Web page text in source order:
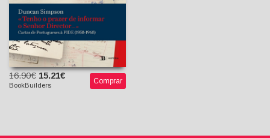
16.90€ 15.21€
BookBuilders Comprar